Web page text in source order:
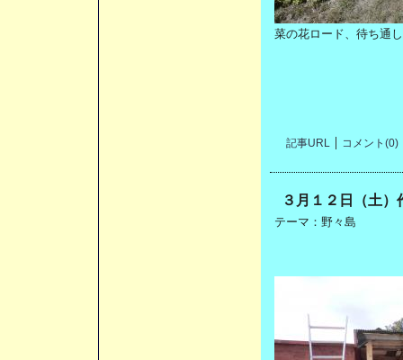
菜の花ロード、待ち通
記事URL コメント(0)
３月１２日（土）
テーマ： 野々島